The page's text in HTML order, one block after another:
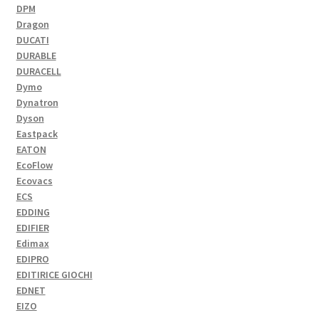
DPM
Dragon
DUCATI
DURABLE
DURACELL
Dymo
Dynatron
Dyson
Eastpack
EATON
EcoFlow
Ecovacs
ECS
EDDING
EDIFIER
Edimax
EDIPRO
EDITIRICE GIOCHI
EDNET
EIZO